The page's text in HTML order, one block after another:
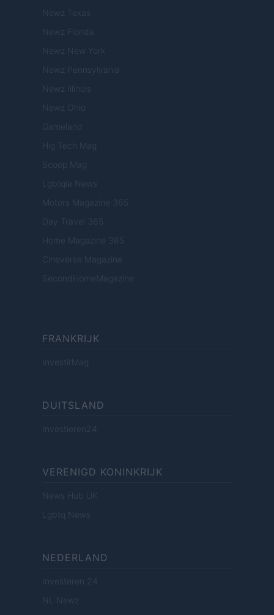
Newz Texas
Newz Florida
Newz New York
Newz Pennsylvania
Newz Illinois
Newz Ohio
Gameland
Hig Tech Mag
Scoop Mag
Lgbtqia News
Motors Magazine 365
Day Travel 365
Home Magazine 365
Cineverse Magazine
SecondHomeMagazine
FRANKRIJK
InvestirMag
DUITSLAND
Investieren24
VERENIGD KONINKRIJK
News Hub UK
Lgbtq News
NEDERLAND
Investeren 24
NL Newz